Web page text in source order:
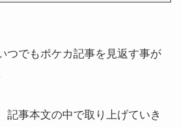
つでもポケカ記事を見返す事が
記事本文の中で取り上げていき